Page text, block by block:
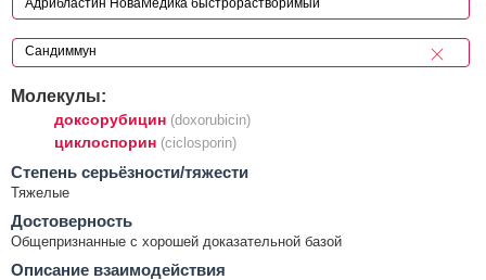
Молекулы:
доксорубицин (doxorubicin)
циклоспорин (ciclosporin)
Cтепень серьёзности/тяжести
Тяжелые
Достоверность
Общепризнанные с хорошей доказательной базой
Описание взаимодействия